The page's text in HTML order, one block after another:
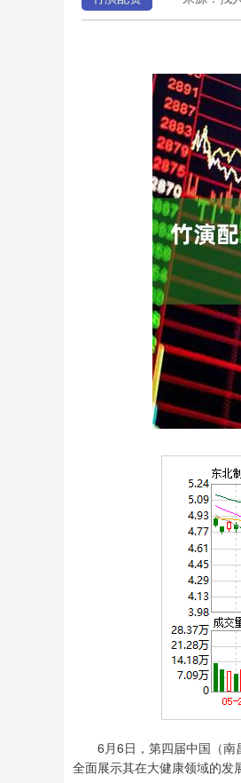
6月6日，第四届中国（南昌
全面展示其在大健康领域的发
深证成指